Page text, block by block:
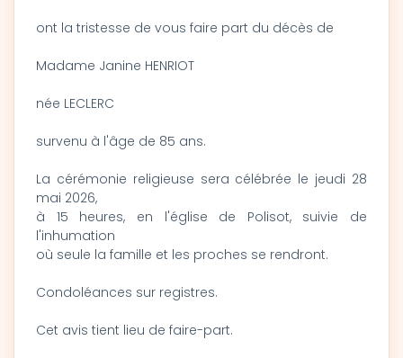
ont la tristesse de vous faire part du décès de
Madame Janine HENRIOT
née LECLERC
survenu à l'âge de 85 ans.
La cérémonie religieuse sera célébrée le jeudi 28
mai 2026,
à 15 heures, en l'église de Polisot, suivie de
l'inhumation
où seule la famille et les proches se rendront.
Condoléances sur registres.
Cet avis tient lieu de faire-part.